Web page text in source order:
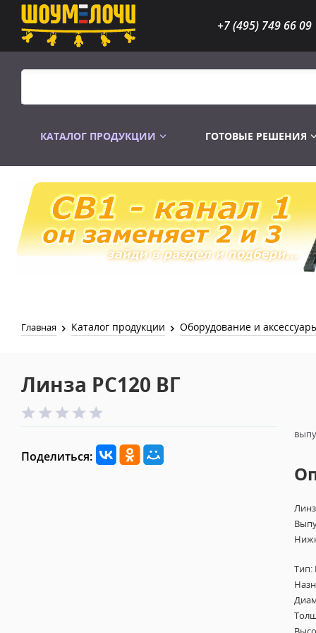
+7 (495) 749 66 09
КАТАЛОГ ПРОДУКЦИИ
Распродажа Лампы
ГОТОВЫЕ РЕШЕНИЯ
Главная Каталог продукции Оборудование и
Линза РС120 ВГ
Поделиться:
Тип: